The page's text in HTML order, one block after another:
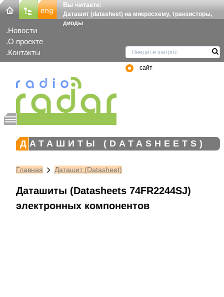
Вы читаете:
Даташит (datasheet) на микросхему, транзисторы,
диоды
Новости
О проекте
Контакты
сайт
ДАТАШИТЫ (DATASHEETS)
Главная Даташит (Datasheet)
Даташиты (Datasheets 74FR2244SJ)
электронных компонентов